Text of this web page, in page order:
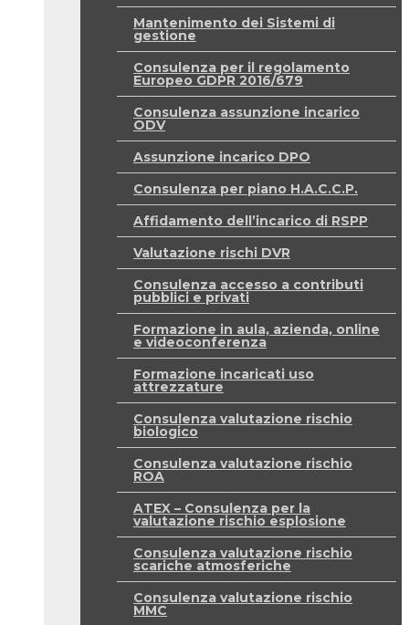
Mantenimento dei Sistemi di
gestione
Consulenza per il regolamento
Europeo GDPR 2016/679
Consulenza assunzione incarico
ODV
Assunzione incarico DPO
Consulenza per piano H.A.C.C.P.
Affidamento dell’incarico di RSPP
Valutazione rischi DVR
Consulenza accesso a contributi
pubblici e privati
Formazione in aula, azienda, online
e videoconferenza
Formazione incaricati uso
attrezzature
Consulenza valutazione rischio
biologico
Consulenza valutazione rischio
ROA
ATEX – Consulenza per la
valutazione rischio esplosione
Consulenza valutazione rischio
scariche atmosferiche
Consulenza valutazione rischio
MMC